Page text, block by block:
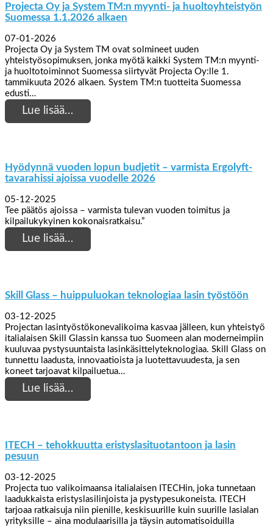
Projecta Oy ja System TM:n myynti- ja huoltoyhteistyön
Suomessa 1.1.2026 alkaen
07-01-2026
Projecta Oy ja System TM ovat solmineet uuden
yhteistyösopimuksen, jonka myötä kaikki System TM:n myynti-
ja huoltotoiminnot Suomessa siirtyvät Projecta Oy:lle 1.
tammikuuta 2026 alkaen. System TM:n tuotteita Suomessa
edusti…
Lue lisää…
Hyödynnä vuoden lopun budjetit – varmista Ergolyft-
tavarahissi ajoissa vuodelle 2026
05-12-2025
Tee päätös ajoissa – varmista tulevan vuoden toimitus ja
kilpailukykyinen kokonaisratkaisu.”
Lue lisää…
Skill Glass – huippuluokan teknologiaa lasin työstöön
03-12-2025
Projectan lasintyöstökonevalikoima kasvaa jälleen, kun yhteistyö
italialaisen Skill Glassin kanssa tuo Suomeen alan moderneimpiin
kuuluvaa pystysuuntaista lasinkäsittelyteknologiaa. Skill Glass on
tunnettu laadusta, innovaatioista ja luotettavuudesta, ja sen
koneet tarjoavat kilpailuetua…
Lue lisää…
ITECH – tehokkuutta eristyslasituotantoon ja lasin
pesuun
03-12-2025
Projecta tuo valikoimaansa italialaisen ITECHin, joka tunnetaan
laadukkaista eristyslasilinjoista ja pystypesukoneista. ITECH
tarjoaa ratkaisuja niin pienille, keskisuurille kuin suurille lasialan
yrityksille – aina modulaarisilla ja täysin automatisoiduilla